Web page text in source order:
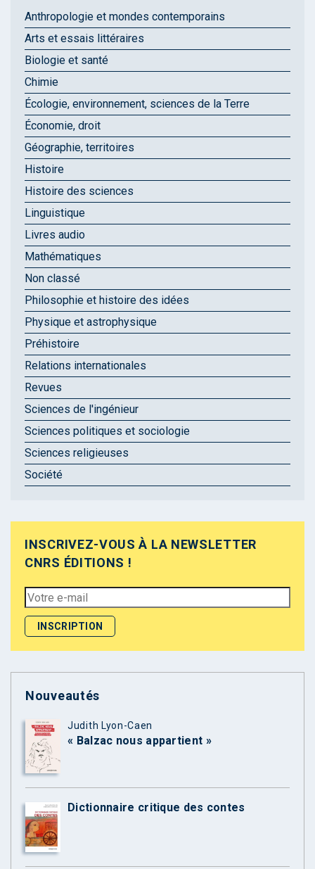
Anthropologie et mondes contemporains
Arts et essais littéraires
Biologie et santé
Chimie
Écologie, environnement, sciences de la Terre
Économie, droit
Géographie, territoires
Histoire
Histoire des sciences
Linguistique
Livres audio
Mathématiques
Non classé
Philosophie et histoire des idées
Physique et astrophysique
Préhistoire
Relations internationales
Revues
Sciences de l'ingénieur
Sciences politiques et sociologie
Sciences religieuses
Société
INSCRIVEZ-VOUS À LA NEWSLETTER
CNRS ÉDITIONS !
Nouveautés
Judith Lyon-Caen
« Balzac nous appartient »
Dictionnaire critique des contes